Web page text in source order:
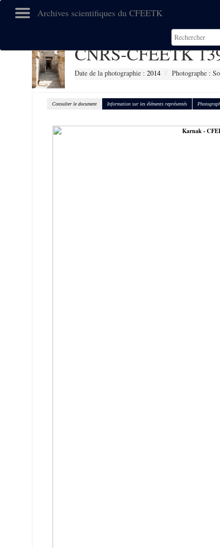
Archives scientifiques du CFEETK
CNRS-CFEETK
Date de la photographie : 2014 Photographe :
Consulter le document Information sur les éléments représentés